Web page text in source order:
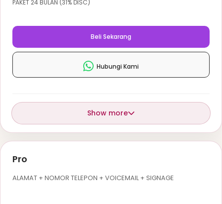
PAKET 24 BULAN (31% DISC)
Beli Sekarang
Hubungi Kami
Show more
Pro
ALAMAT + NOMOR TELEPON + VOICEMAIL + SIGNAGE